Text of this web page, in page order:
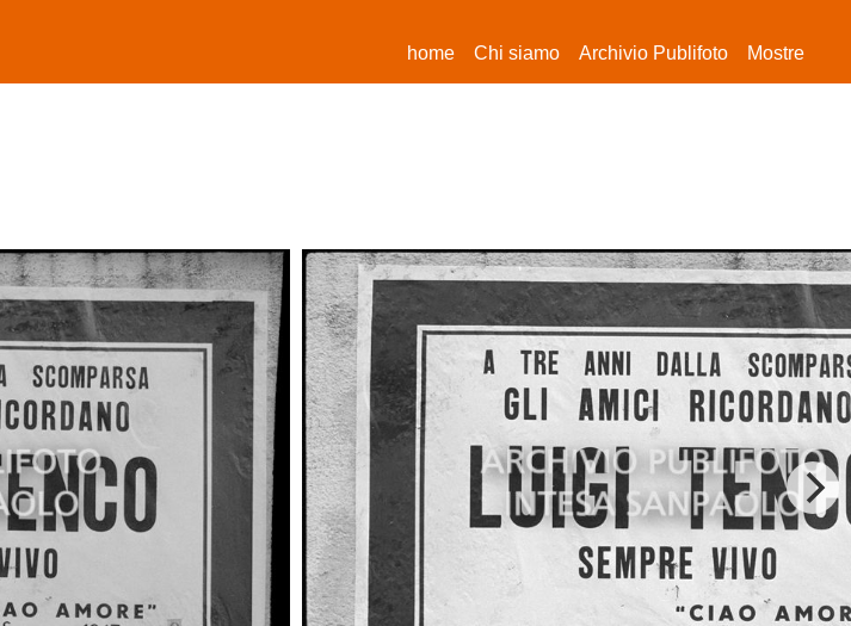
home(current)
Chi siamo Archivio Publifoto Mostre